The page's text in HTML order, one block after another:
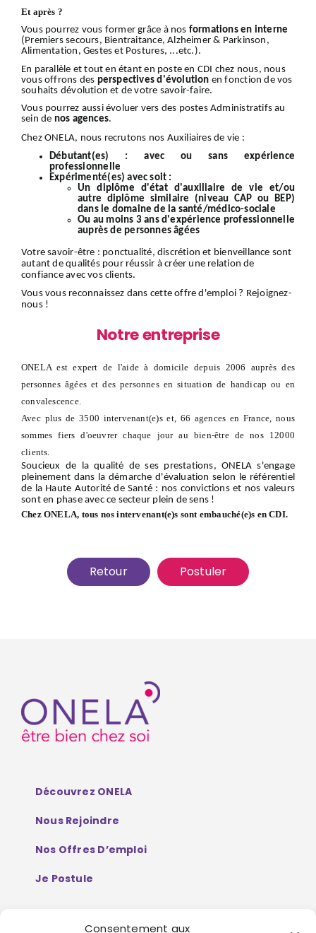
Consentement aux
Et après ?
Vous pourrez vous former grâce à nos formations en interne
(Premiers secours, Bientraitance, Alzheimer & Parkinson,
Alimentation, Gestes et Postures, ...etc.).
En parallèle et tout en étant en poste en CDI chez nous, nous
vous offrons des perspectives d'évolution en fonction de vos
souhaits dévolution et de votre savoir-faire.
Vous pourrez aussi évoluer vers des postes Administratifs au
sein de nos agences.
Chez ONELA, nous recrutons nos Auxiliaires de vie :
Débutant(es) :avec ou sans expérience
professionnelle
Expérimenté(es) avec soit :
Un diplôme d'état d'auxiliaire de vie et/ou
autre diplôme similaire (niveau CAP ou BEP)
dans le domaine de la santé/médico-sociale
Ou au moins 3 ans d'expérience professionnelle
auprès de personnes âgées
Votresavoir-être : ponctualité, discrétion et bienveillance sont
autant de qualités pour réussir à créer une relation de
confiance avec vos clients.
Vous vous reconnaissez dans cette offre d'emploi ? Rejoignez-
nous!
Notre entreprise
ONELA est expert de l'aide à domicile depuis 2006 auprès des
personnes âgées et des personnes en situation de handicap ou en
convalescence.
Avec plus de 3500 intervenant(e)s et, 66 agences en France, nous
sommes fiers d'oeuvrer chaque jour au bien-être de nos 12000
clients.
Soucieux de la qualité de ses prestations, ONELA s'engage
pleinement dans la démarche d'évaluation selon le référentiel
de la Haute Autorité de Santé : nos convictions et nos valeurs
sont en phase avec ce secteur plein de sens !
Chez ONELA, tous nos intervenant(e)s sont embauché(e)s en CDI.
Retour Postuler
Découvrez ONELA
Nous Rejoindre
Nos Offres D’emploi
Je Postule